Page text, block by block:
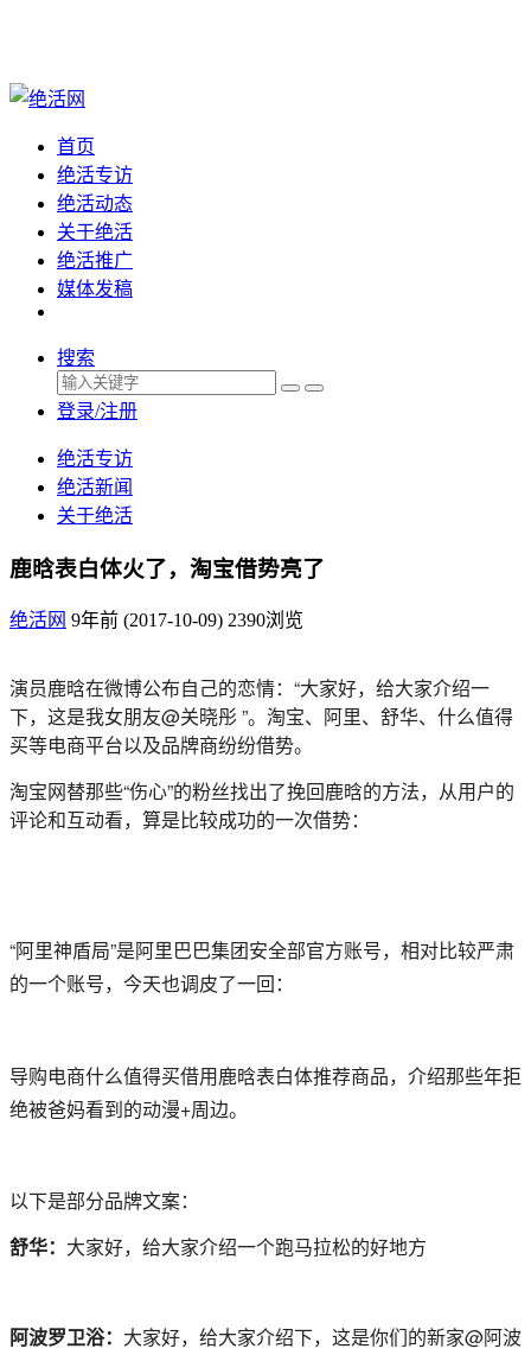
首页
绝活专访
绝活动态
关于绝活
绝活推广
媒体发稿
搜索
登录/注册
绝活专访
绝活新闻
关于绝活
鹿晗表白体火了，淘宝借势亮了
绝活网 9年前 (2017-10-09) 2390浏览
演员鹿晗在微博公布自己的恋情：“大家好，给大家介绍一
下，这是我女朋友@关晓彤 ”。淘宝、阿里、舒华、什么值得
买等电商平台以及品牌商纷纷借势。
淘宝网替那些“伤心”的粉丝找出了挽回鹿晗的方法，从用户的
评论和互动看，算是比较成功的一次借势：
“阿里神盾局”是阿里巴巴集团安全部官方账号，相对比较严肃
的一个账号，今天也调皮了一回：
导购电商什么值得买借用鹿晗表白体推荐商品，介绍那些年拒
绝被爸妈看到的动漫+周边。
以下是部分品牌文案：
舒华： 大家好，给大家介绍一个跑马拉松的好地方
阿波罗卫浴： 大家好，给大家介绍下，这是你们的新家@阿波